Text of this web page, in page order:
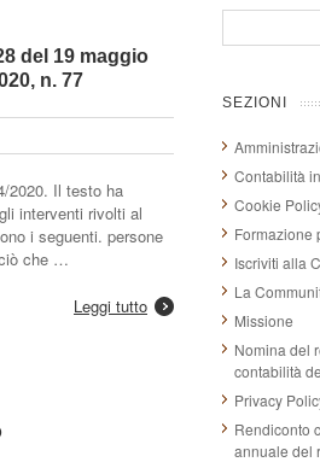
del 19 maggio
n. 77
2020. Il testo ha
interventi rivolti al
i seguenti. persone
che …
Leggi tutto
SEZIONI
Contabilità
Cookie
Formazione
Iscriviti alla
La
Missione
Nomina del
contabilità
Privacy
Rendiconto
annuale del